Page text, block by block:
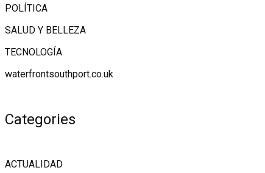
POLÍTICA
SALUD Y BELLEZA
TECNOLOGÍA
waterfrontsouthport.co.uk
Categories
ACTUALIDAD